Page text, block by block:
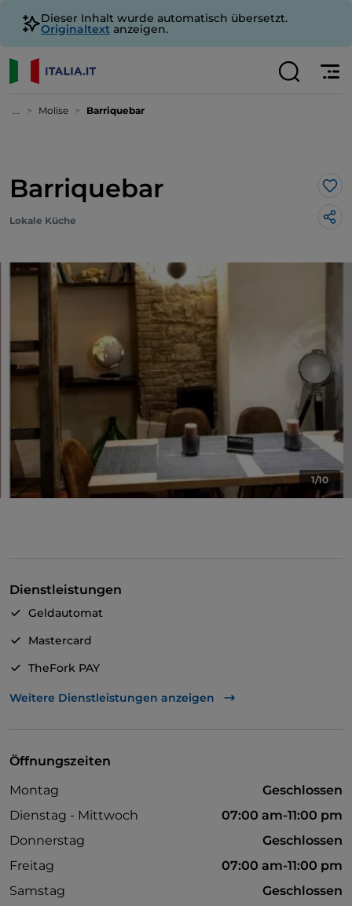
Dieser Inhalt wurde automatisch übersetzt.
Originaltext anzeigen.
... Molise Barriquebar
Barriquebar
Lokale Küche
1/10
Dienstleistungen
Geldautomat
Mastercard
TheFork PAY
UnionPay über TheFork PAY
Es wird Englisch gesprochen
WLAN
Weitere Dienstleistungen anzeigen
Öffnungszeiten
Montag
Geschlossen
Dienstag - Mittwoch
07:00 am-11:00 pm
Donnerstag
Geschlossen
Freitag
07:00 am-11:00 pm
Samstag
Geschlossen